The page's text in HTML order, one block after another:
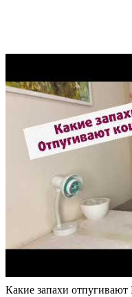
Какие запахи